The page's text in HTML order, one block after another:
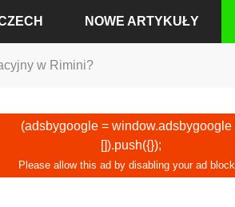
NOWE ARTYKUŁY
w Rimini?
(adsbygoogle = window.adsbygoogle ||
[]).push({});